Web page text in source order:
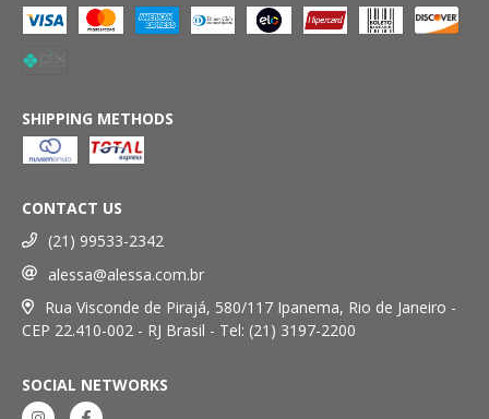
SHIPPING METHODS
CONTACT US
(21) 99533-2342
alessa@alessa.com.br
Rua Visconde de Pirajá, 580/117 Ipanema, Rio de Janeiro -
CEP 22.410-002 - RJ Brasil - Tel: (21) 3197-2200
SOCIAL NETWORKS